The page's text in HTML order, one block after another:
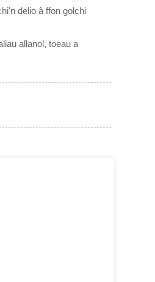
delio â ffon golchi
allanol, toeau a